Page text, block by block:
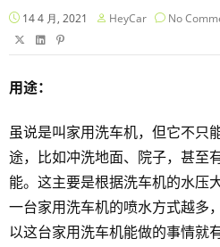
14 4 月, 2021 HeyCar No
用途：
虽说是叫家用洗车机，但它不只
途，比如冲洗地面、院子，甚至
能。这主要是根据洗车机的水压
一台家用洗车机的喷水方式越多
以这台家用洗车机能做的事情就